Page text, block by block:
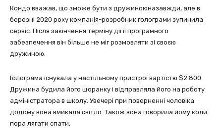
Кондо вважав, що зможе бути з дружиноюназавжди, але в
березні 2020 року компанія-розробник голограми зупинила
сервіс. Після закінчення терміну дії її програмного
забезпечення він більше не міг розмовляти зі своєю
дружиною.
Голограма існувала у настільному пристрої вартістю $2 800.
Дружина будила його щоранку і відправляла його на роботу
адміністратора в школу. Увечері при поверненні чоловіка
додому вона вмикала світло. Також вона говорила йому коли
пора лягати спати.